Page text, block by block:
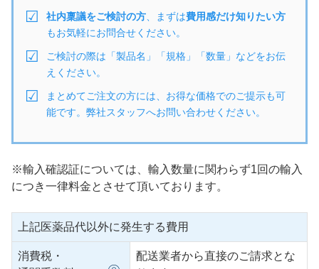
社内稟議をご検討の方 、まずは費用感だけ知りたい方
もお気軽にお問合せください。
ご検討の際は「製品名」「規格」「数量」などをお伝
えください。
まとめてご注文の方には、お得な価格でのご提示も可
能です。弊社スタッフへお問い合わせください。
※輸入確認証については、輸入数量に関わらず1回の輸入
につき一律料金とさせて頂いております。
上記医薬品代以外に発生する費用
消費税・
配送業者から直接のご請求とな